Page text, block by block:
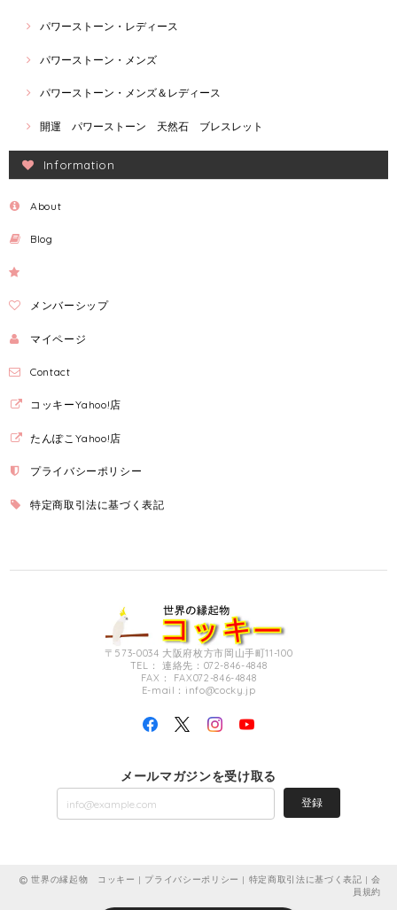
パワーストーン・レディース
パワーストーン・メンズ
パワーストーン・メンズ＆レディース
開運 パワーストーン 天然石 ブレスレット
Information
About
Blog
メンバーシップ
マイページ
Contact
コッキーYahoo!店
たんぽこYahoo!店
プライバシーポリシー
特定商取引法に基づく表記
〒573-0034 大阪府枚方市岡山手町11-100
TEL： 連絡先：072-846-4848
FAX： FAX072-846-4848
E-mail： info@cocky.jp
メールマガジンを受け取る
登録
世界の縁起物 コッキー | プライバシーポリシー | 特定商取引法に基づく表記 |会
員規約